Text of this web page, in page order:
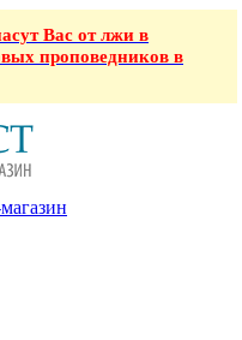
Вас от лжи в
проповедников в